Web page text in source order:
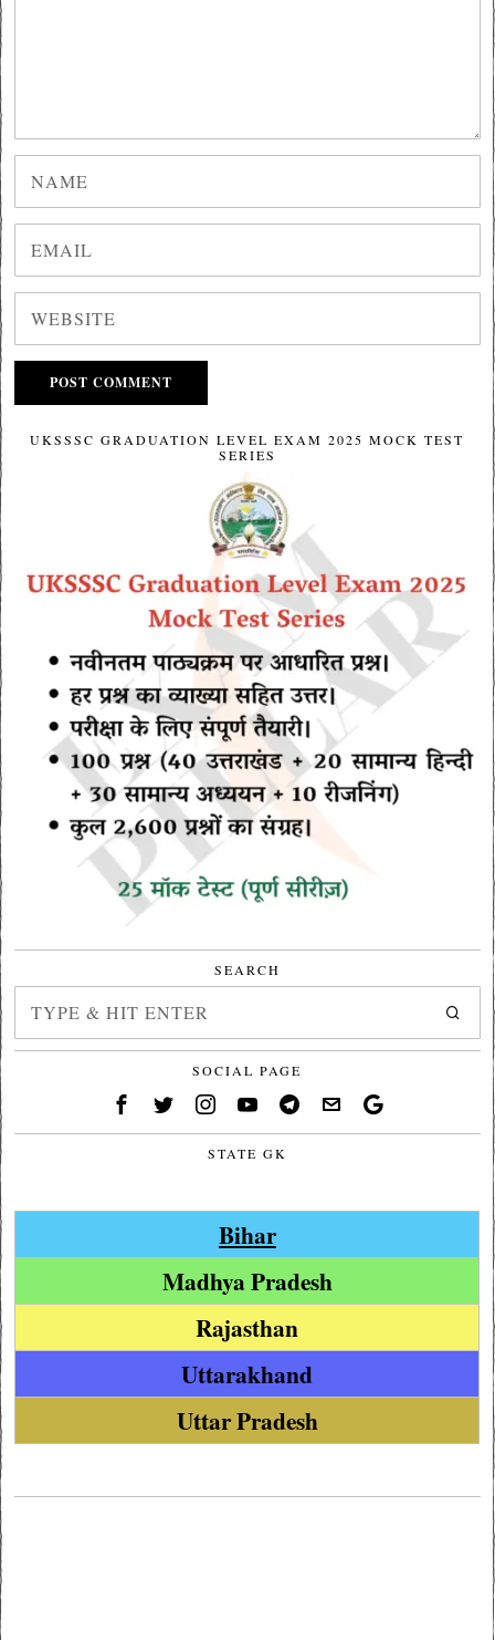
UKSSSC GRADUATION LEVEL EXAM 2025 MOCK TEST
SERIES
SEARCH
SOCIAL PAGE
STATE GK
Bihar
Madhya Pradesh
Rajasthan
Uttarakhand
Uttar Pradesh